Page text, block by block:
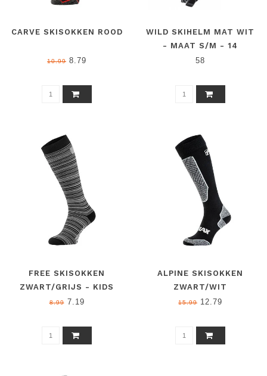
CARVE SKISOKKEN ROOD
10.99 8.79
WILD SKIHELM MAT WIT
- MAAT S/M - 14
VENTILATIEGATEN
58
FREE SKISOKKEN
ZWART/GRIJS - KIDS
8.997.19
ALPINE SKISOKKEN
ZWART/WIT
15.99 12.79